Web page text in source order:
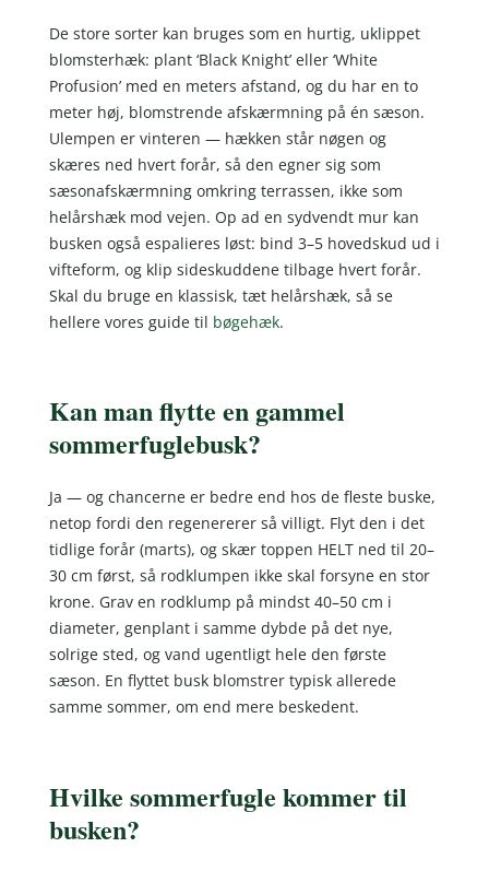
De store sorter kan bruges som en hurtig, uklippet
blomsterhæk: plant ‘Black Knight’ eller ‘White
Profusion’ med en meters afstand, og du har en to
meter høj, blomstrende afskærmning på én sæson.
Ulempen er vinteren — hækken står nøgen og
skæres ned hvert forår, så den egner sig som
sæsonafskærmning omkring terrassen, ikke som
helårshæk mod vejen. Op ad en sydvendt mur kan
busken også espalieres løst: bind 3–5 hovedskud ud i
vifteform, og klip sideskuddene tilbage hvert forår.
Skal du bruge en klassisk, tæt helårshæk, så se
hellere vores guide til bøgehæk.
Kan man flytte en gammel
sommerfuglebusk?
Ja — og chancerne er bedre end hos de fleste buske,
netop fordi den regenererer så villigt. Flyt den i det
tidlige forår (marts), og skær toppen HELT ned til 20–
30 cm først, så rodklumpen ikke skal forsyne en stor
krone. Grav en rodklump på mindst 40–50 cm i
diameter, genplant i samme dybde på det nye,
solrige sted, og vand ugentligt hele den første
sæson. En flyttet busk blomstrer typisk allerede
samme sommer, om end mere beskedent.
Hvilke sommerfugle kommer til
busken?